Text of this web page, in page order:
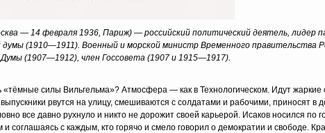
— 14 февраля 1936, Париж) — российский политический деятель, лидер
(1910—1911). Военный и морской министр Временного правительства
(1907—1912), член Госсовета (1907 и 1915—1917).
«тёмные силы Вильгельма»? Атмосфера — как в Технологическом. Идут жаркие
рвутся на улицу, смешиваются с солдатами и рабочими, приносят в
все давно рухнуло и никто не дорожит своей карьерой. Исаков носился по
соглашаясь с каждым, кто горячо и смело говорил о демократии и свободе.